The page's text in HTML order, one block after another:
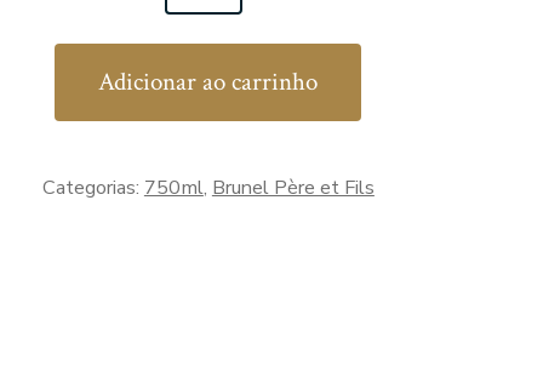
Adicionar ao carrinho
Categorias: 750ml, Brunel Père et Fils